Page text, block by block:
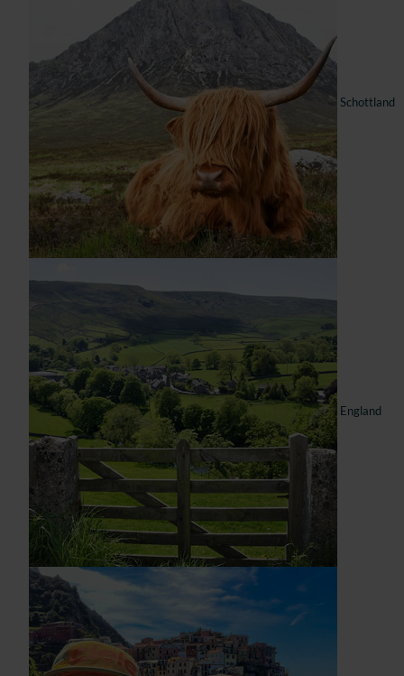
Schottland
England